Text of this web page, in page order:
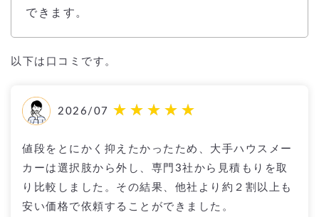
できます。
以下は口コミです。
2026/07
値段をとにかく抑えたかったため、大手ハウスメー
カーは選択肢から外し、専門3社から見積もりを取
り比較しました。その結果、他社より約２割以上も
安い価格で依頼することができました。